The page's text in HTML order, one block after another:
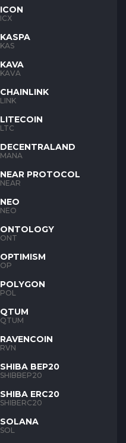
ICON
ICX
KASPA
KAS
KAVA
KAVA
CHAINLINK
LINK
LITECOIN
LTC
DECENTRALAND
MANA
NEAR PROTOCOL
NEAR
NEO
NEO
ONTOLOGY
ONT
OPTIMISM
OP
POLYGON
POL
QTUM
QTUM
RAVENCOIN
RVN
SHIBA BEP20
SHIBBEP20
SHIBA ERC20
SHIBERC20
SOLANA
SOL